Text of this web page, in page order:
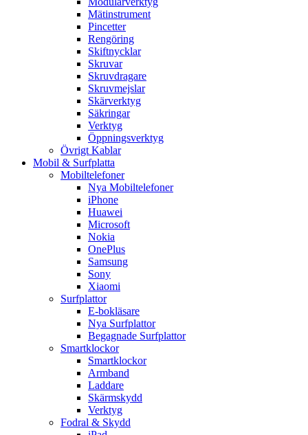
Mätinstrument
Pincetter
Rengöring
Skiftnycklar
Skruvar
Skruvdragare
Skruvmejslar
Skärverktyg
Säkringar
Verktyg
Öppningsverktyg
Övrigt Kablar
Mobil & Surfplatta
Mobiltelefoner
Nya Mobiltelefoner
iPhone
Huawei
Microsoft
Nokia
OnePlus
Samsung
Sony
Xiaomi
Surfplattor
E-bokläsare
Nya Surfplattor
Begagnade Surfplattor
Smartklockor
Smartklockor
Armband
Laddare
Skärmskydd
Verktyg
Fodral & Skydd